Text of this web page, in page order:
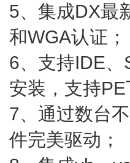
5、集成DX最
和WGA认证；
6、支持IDE、
安装，支持PE
7、通过数台
件完美驱动；